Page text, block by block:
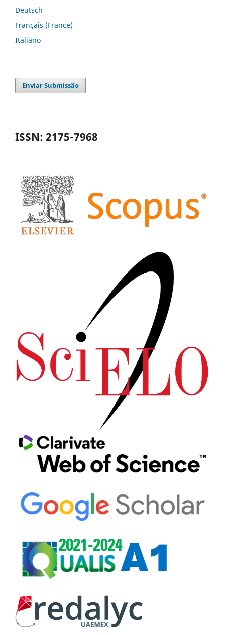
Deutsch
Français (France)
Italiano
Enviar Submissão
ISSN: 2175-7968